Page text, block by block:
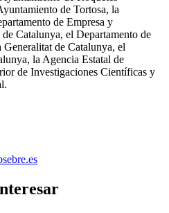
de Tortosa, la
de Empresa y
Catalunya, el Departamento de
de Catalunya, el
la Agencia Estatal de
de Investigaciones Científicas y